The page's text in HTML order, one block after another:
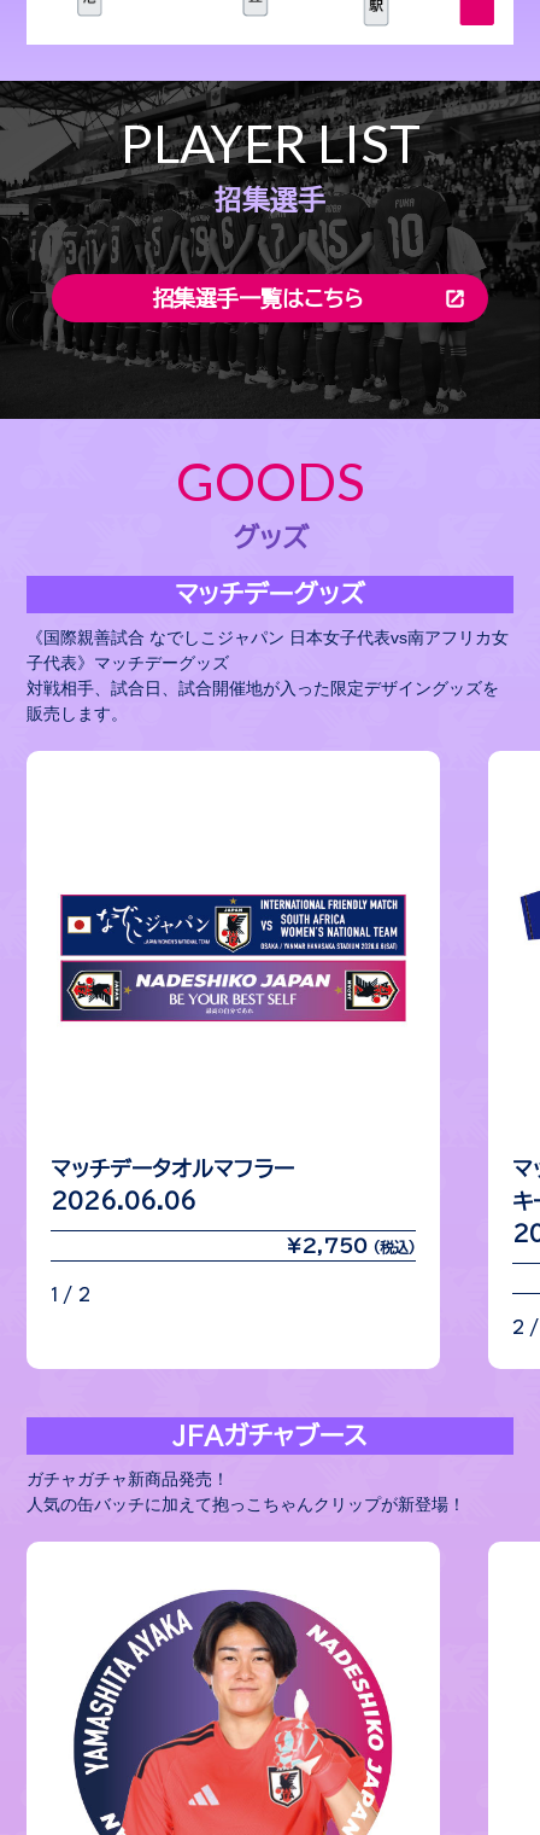
PLAYER LIST
招集選手
招集選手一覧はこちら
GOODS
グッズ
マッチデーグッズ
《国際親善試合 なでしこジャパン 日本女子代表vs南アフリカ女
子代表》マッチデーグッズ
対戦相手、試合日、試合開催地が入った限定デザイングッズを
販売します。
マッチデータオルマフラー
2026.06.06
¥2,750 (税込)
1 / 2
マ
キ
2
JFAガチャブース
ガチャガチャ新商品発売！
人気の缶バッチに加えて抱っこちゃんクリップが新登場！